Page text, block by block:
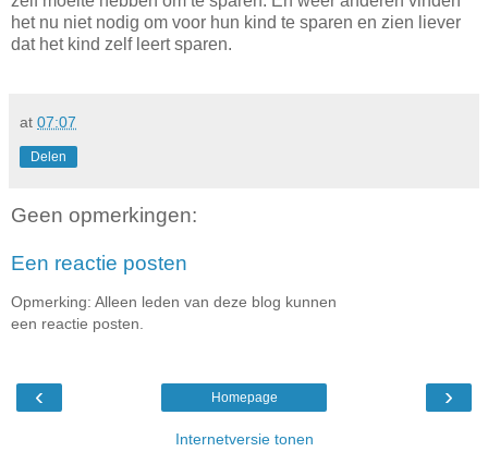
het nu niet nodig om voor hun kind te sparen en zien liever
dat het kind zelf leert sparen.
at 07:07
Delen
Geen opmerkingen:
Een reactie posten
Opmerking: Alleen leden van deze blog kunnen
een reactie posten.
‹ ›
Homepage
Internetversie tonen